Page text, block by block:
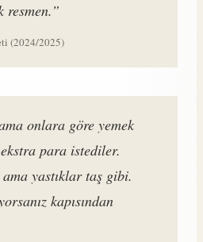
resmen.”
(2024/2025)
onlara göre yemek
para istediler.
yastıklar taş gibi.
kapısından